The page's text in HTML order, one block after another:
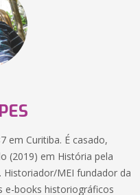
em Curitiba. É casado,
(2019) em História pela
Historiador/MEI fundador da
e-books historiográficos